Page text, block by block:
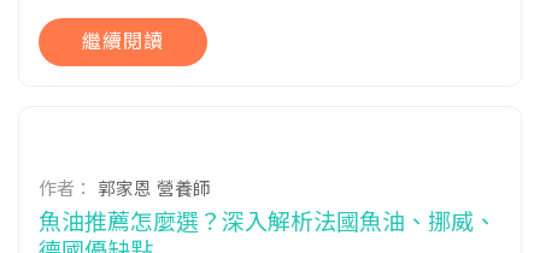
繼續閱讀
作者： 郭家恩 營養師
魚油推薦怎麼選？深入解析法國魚油、挪威、